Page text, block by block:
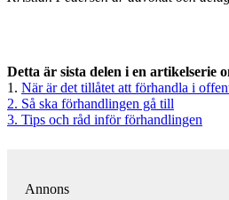
Detta är sista delen i en artikelserie
1. När är det tillåtet att förhandla i
2. Så ska förhandlingen gå till
3. Tips och råd inför förhandlingen
Annons